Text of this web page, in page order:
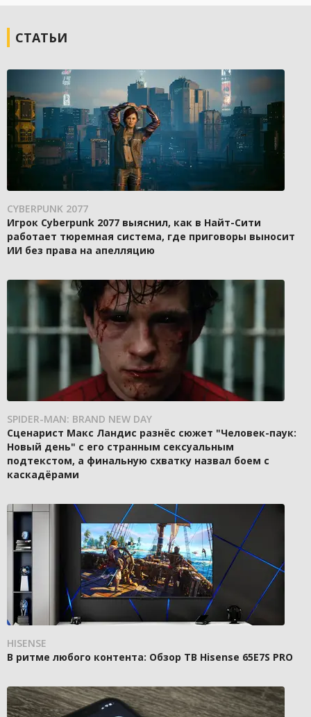
СТАТЬИ
CYBERPUNK 2077
Игрок Cyberpunk 2077 выяснил, как в Найт-Сити
работает тюремная система, где приговоры выносит
ИИ без права на апелляцию
SPIDER-MAN: BRAND NEW DAY
Сценарист Макс Ландис разнёс сюжет "Человек-паук:
Новый день" с его странным сексуальным
подтекстом, а финальную схватку назвал боем с
каскадёрами
HISENSE
В ритме любого контента: Обзор ТВ Hisense 65E7S PRO